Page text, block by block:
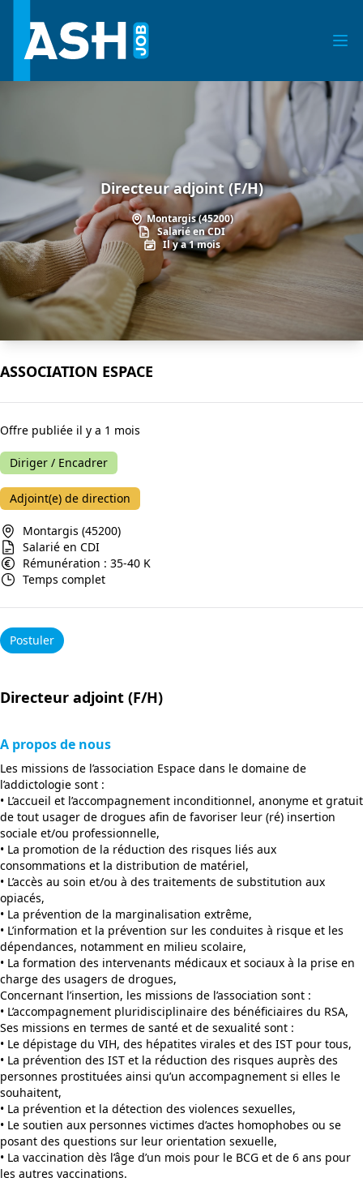
Directeur adjoint (F/H)
Montargis (45200)
Salarié en CDI
Il y a 1 mois
ASSOCIATION ESPACE
Offre publiée il y a 1 mois
Diriger / Encadrer
Adjoint(e) de direction
Montargis (45200)
Salarié en CDI
Rémunération : 35-40 K
Temps complet
Postuler
Directeur adjoint (F/H)
A propos de nous
Les missions de l’association Espace dans le domaine de
l’addictologie sont :
• L’accueil et l’accompagnement inconditionnel, anonyme et gratuit
de tout usager de drogues afin de favoriser leur (ré) insertion
sociale et/ou professionnelle,
• La promotion de la réduction des risques liés aux
consommations et la distribution de matériel,
• L’accès au soin et/ou à des traitements de substitution aux
opiacés,
• La prévention de la marginalisation extrême,
• L’information et la prévention sur les conduites à risque et les
dépendances, notamment en milieu scolaire,
• La formation des intervenants médicaux et sociaux à la prise en
charge des usagers de drogues,
Concernant l’insertion, les missions de l’association sont :
• L’accompagnement pluridisciplinaire des bénéficiaires du RSA,
Ses missions en termes de santé et de sexualité sont :
• Le dépistage du VIH, des hépatites virales et des IST pour tous,
• La prévention des IST et la réduction des risques auprès des
personnes prostituées ainsi qu’un accompagnement si elles le
souhaitent,
• La prévention et la détection des violences sexuelles,
• Le soutien aux personnes victimes d’actes homophobes ou se
posant des questions sur leur orientation sexuelle,
• La vaccination dès l’âge d’un mois pour le BCG et de 6 ans pour
les autres vaccinations.